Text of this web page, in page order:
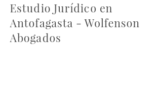
Estudio Jurídico en
Antofagasta - Wolfenson
Abogados